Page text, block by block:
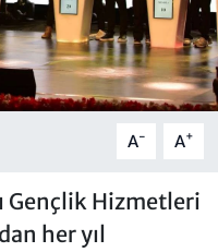
A- A+
Gençlik Hizmetleri
her yıl